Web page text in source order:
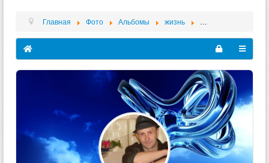
ФОРУМ
ВИДЕО
БЛОГИ
БИБЛИЯ
ОПРОСЫ
НОВОСТИ
Главная Фото Альбомы жизнь